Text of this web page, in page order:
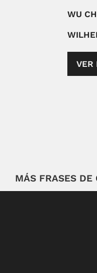
WU
VER
MÁS FRASES DE